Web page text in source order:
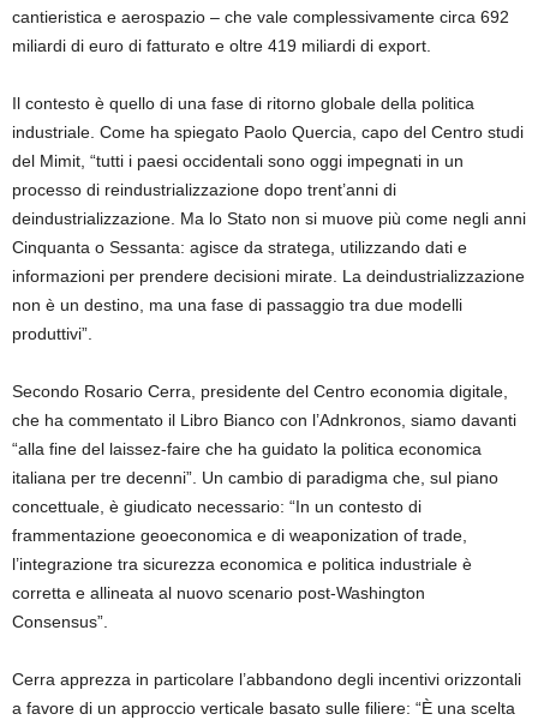
cantieristica e aerospazio – che vale complessivamente circa 692
miliardi di euro di fatturato e oltre 419 miliardi di export.
Il contesto è quello di una fase di ritorno globale della politica
industriale. Come ha spiegato Paolo Quercia, capo del Centro studi
del Mimit, “tutti i paesi occidentali sono oggi impegnati in un
processo di reindustrializzazione dopo trent’anni di
deindustrializzazione. Ma lo Stato non si muove più come negli anni
Cinquanta o Sessanta: agisce da stratega, utilizzando dati e
informazioni per prendere decisioni mirate. La deindustrializzazione
non è un destino, ma una fase di passaggio tra due modelli
produttivi”.
Secondo Rosario Cerra, presidente del Centro economia digitale,
che ha commentato il Libro Bianco con l’Adnkronos, siamo davanti
“alla fine del laissez-faire che ha guidato la politica economica
italiana per tre decenni”. Un cambio di paradigma che, sul piano
concettuale, è giudicato necessario: “In un contesto di
frammentazione geoeconomica e di weaponization of trade,
l’integrazione tra sicurezza economica e politica industriale è
corretta e allineata al nuovo scenario post-Washington
Consensus”.
Cerra apprezza in particolare l’abbandono degli incentivi orizzontali
a favore di un approccio verticale basato sulle filiere: “È una scelta